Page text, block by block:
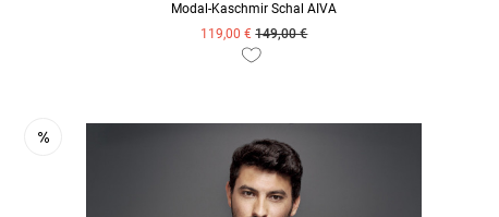
Modal-Kaschmir Schal AIVA
119,00 € 149,00 €
ZUM PRODUKT